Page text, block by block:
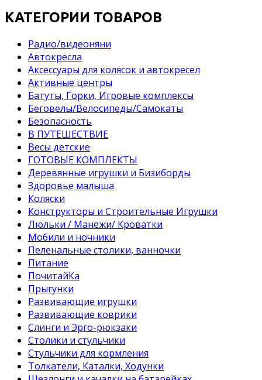
КАТЕГОРИИ ТОВАРОВ
Pадио/видеоняни
Автокресла
Аксессуары для колясок и автокресел
Активные центры
Батуты, Горки, Игровые комплексы
Беговелы/Велосипеды/Самокаты
Безопасность
В ПУТЕШЕСТВИЕ
Весы детские
ГОТОВЫЕ КОМПЛЕКТЫ
Деревянные игрушки и Бизиборды
Здоровье малыша
Коляски
Конструкторы и Строительные Игрушки
Люльки / Манежи/ Кроватки
Мобили и ночники
Пеленальные столики, ванночки
Питание
ПочитайКа
Прыгунки
Развивающие игрушки
Развивающие коврики
Слинги и Эрго-рюкзаки
Столики и стульчики
Стульчики для кормления
Толкатели, Каталки, Ходунки